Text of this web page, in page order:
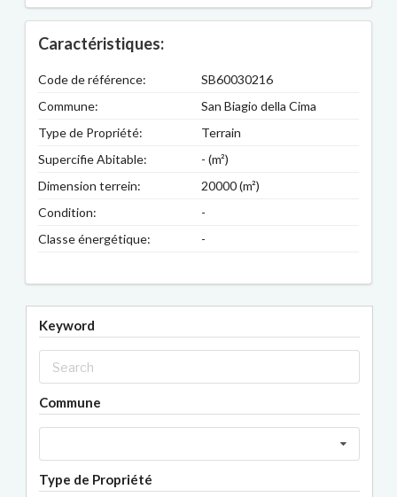
Caractéristiques:
Code de référence:
SB60030216
Commune:
San Biagio della Cima
Type de Propriété:
Terrain
Supercifie Abitable:
- (m²)
Dimension terrein:
20000 (m²)
Condition:
-
Classe énergétique:
-
Keyword
Commune
Type de Propriété